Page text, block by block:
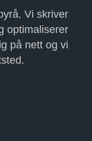
Vi skriver
optimaliserer
på nett og vi